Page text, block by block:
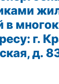
г.
д.